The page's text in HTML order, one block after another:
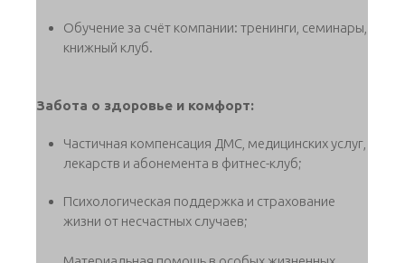
Обучение за счёт компании: тренинги, семинары,
книжный клуб.
Забота о здоровье и комфорт:
Частичная компенсация ДМС, медицинских услуг,
лекарств и абонемента в фитнес-клуб;
Психологическая поддержка и страхование
жизни от несчастных случаев;